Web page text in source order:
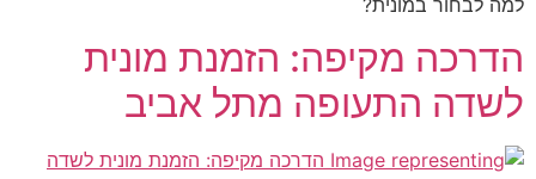
הדרכה מקיפה: הזמנת מונית
לשדה התעופה מתל אביב